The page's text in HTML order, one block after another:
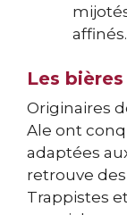
affinés.
Les
Originaires
Ale ont
adaptées
retrouve des
Trappistes